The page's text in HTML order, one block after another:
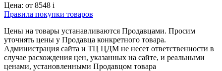
Цена: от 8548 i
Правила покупки товаров
Цены на товары устанавливаются Продавцами. Просим
уточнять цены у Продавца конкретного товара.
Администрация сайта и ТЦ ЦДМ не несет ответственности в
случае расхождения цен, указанных на сайте, и реальными
ценами, установленными Продавцом товара